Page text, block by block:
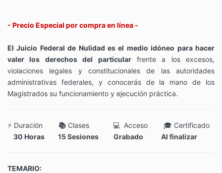
- Precio Especial por compra en línea -
El Juicio Federal de Nulidad es el medio idóneo para hacer
valer los derechos del particularfrente a los excesos,
violaciones legales y constitucionales de las autoridades
administrativas federales, y conocerás de la mano de los
Magistrados su funcionamiento y ejecución práctica.
⚡ Duración 📚 Clases 💻 Acceso 🎓 Certificado
30 Horas 15 Sesiones Grabado Al finalizar
TEMARIO: